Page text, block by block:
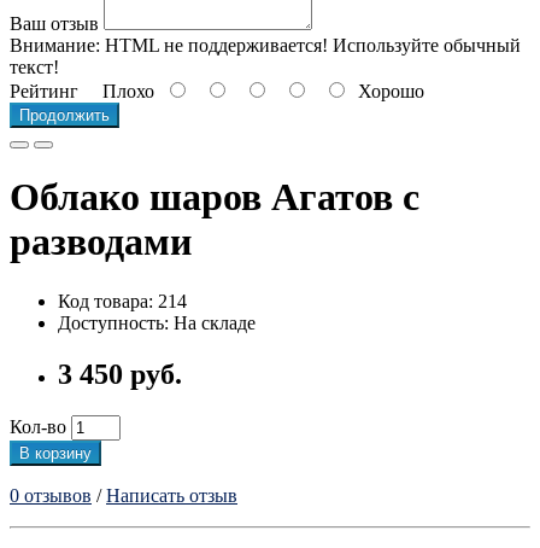
Ваш отзыв
Внимание: HTML не поддерживается! Используйте обычный
текст!
Рейтинг Плохо Хорошо
Продолжить
Облако шаров Агатов с
разводами
Код товара: 214
Доступность: На складе
3 450 руб.
Кол-во
В корзину
0 отзывов /Написать отзыв